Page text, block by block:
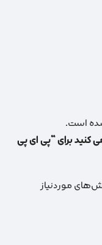
است.
کنید برای “پی ای پی
موردنیاز